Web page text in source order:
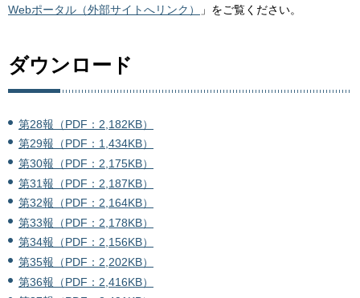
Webポータル（外部サイトへリンク）
」をご覧ください。
ダウンロード
第28報（PDF：2,182KB）
第29報（PDF：1,434KB）
第30報（PDF：2,175KB）
第31報（PDF：2,187KB）
第32報（PDF：2,164KB）
第33報（PDF：2,178KB）
第34報（PDF：2,156KB）
第35報（PDF：2,202KB）
第36報（PDF：2,416KB）